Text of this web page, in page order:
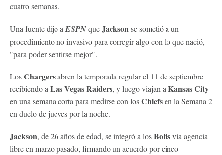
cuatro semanas.
Una fuente dijo a ESPNqueJacksonse sometió a un
procedimiento no invasivo para corregir algo con lo que nació,
"para poder sentirse mejor".
LosChargersabren la temporada regular el 11 de septiembre
recibiendo a Las Vegas Raiders, y luego viajan a Kansas City
en una semana corta para medirse con losChiefsen la Semana 2
en duelo de jueves por la noche.
Jackson, de 26 años de edad, se integró a losBoltsvía agencia
libre en marzo pasado, firmando un acuerdo por cinco